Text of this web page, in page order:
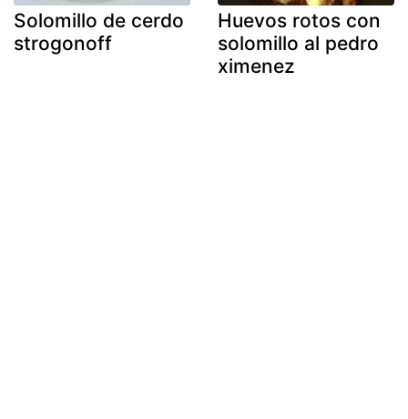
Solomillo de cerdo
strogonoff
Huevos rotos con
solomillo al pedro
ximenez